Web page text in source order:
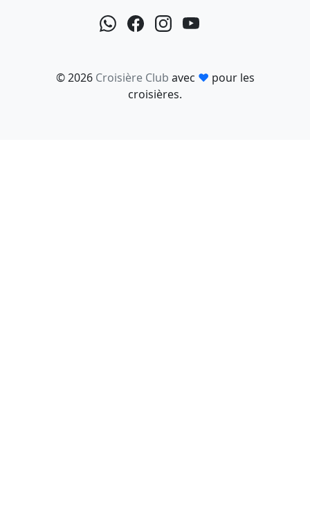
© 2026 Croisière Club avec ♥ pour les
croisières.